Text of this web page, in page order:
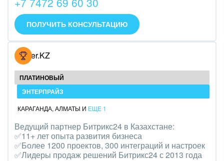
PR, маркетинг, реклама,
АПК и пищевая промышленность
Выставки, семинары, конференции
Горнодобывающая отрасль
Досуг, туризм и отдых
Изготовление памятников и мемориальных
комплексов
Инвестиционный бизнес
ПОЛУЧИТЬ КОНСУЛЬТАЦИЮ
Hoster.KZ
ПЛАТИНОВЫЙ
ЭНТЕРПРАЙЗ
КАРАГАНДА, АЛМАТЫ И ЕЩЕ 1
Ведущий партнер Битрикс24 в Казахстане:
✅11+ лет опыта развития бизнеса
✅Более 1200 проектов, 300 интеграций и настроек
✅Лидеры продаж решений Битрикс24 с 2013 года